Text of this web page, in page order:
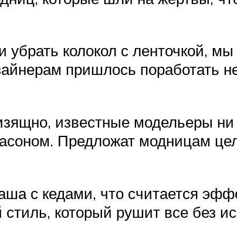
колокол с ленточкой,
пришлось поработать
известные модельеры
Предложат модницам
с кедами, что считается
который рушит все без